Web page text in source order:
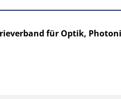
für Optik,